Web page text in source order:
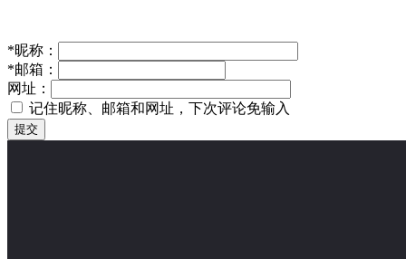
*昵称：
*邮箱：
网址：
记住昵称、邮箱和网址，下次评论免输入
提交